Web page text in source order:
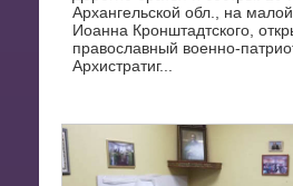
Архангельской обл., на
Иоанна Кронштадтского,
православный военно-
Архистратиг...